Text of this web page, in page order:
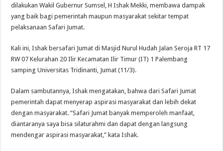
dilakukan Wakil Gubernur Sumsel, H Ishak Mekki, membawa dampak
yang baik bagi pemerintah maupun masyarakat sekitar tempat
pelaksanaan Safari Jumat.
Kali ini, Ishak bersafari Jumat di Masjid Nurul Hudah Jalan Seroja RT 17
RW 07 Kelurahan 20 Ilir Kecamatan Ilir Timur (IT) 1 Palembang
samping Universitas Tridinanti, Jumat (11/3).
Dalam sambutannya, Ishak mengatakan, bahwa dari Safari Jumat
pemerintah dapat menyerap aspirasi masyarakat dan lebih dekat
dengan masyarakat. “Safari Jumat banyak memperoleh manfaat,
diantaranya saya bisa silaturahmi dan dapat dengan langsung
mendengar aspirasi masyarakat,” kata Ishak.